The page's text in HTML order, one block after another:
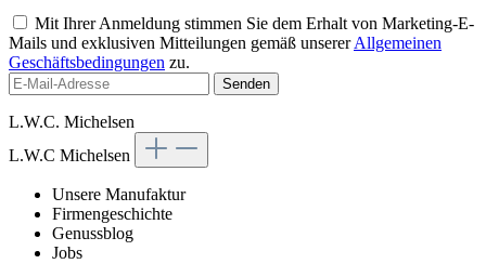
Mit Ihrer Anmeldung stimmen Sie dem Erhalt von Marketing-E-
Mails und exklusiven Mitteilungen gemäß unsererAllgemeinen
Geschäftsbedingungen zu.
Senden
L.W.C. Michelsen
L.W.C Michelsen
Unsere Manufaktur
Firmengeschichte
Genussblog
Jobs